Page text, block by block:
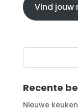
Vind jouw
Recente
Nieuwe